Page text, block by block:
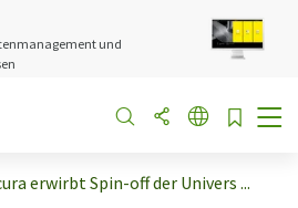
und
erwirbt Spin-off der Univers ...